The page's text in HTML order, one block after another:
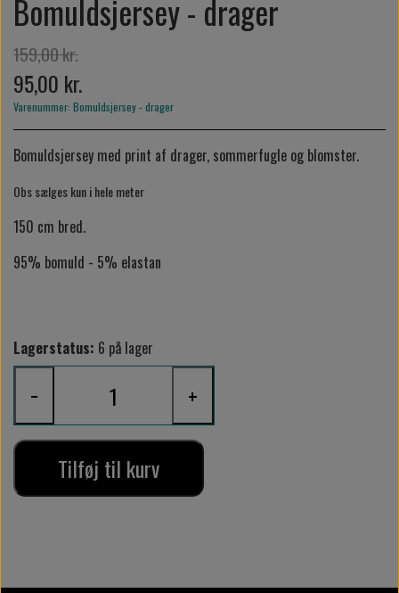
Bomuldsjersey - drager
159,00 kr.
95,00 kr.
Varenummer: Bomuldsjersey - drager
Bomuldsjersey med print af drager, sommerfugle og blomster.
Obs sælges kun i hele meter
150 cm bred.
95% bomuld - 5% elastan
Lagerstatus: 6 på lager
− +
Tilføj til kurv